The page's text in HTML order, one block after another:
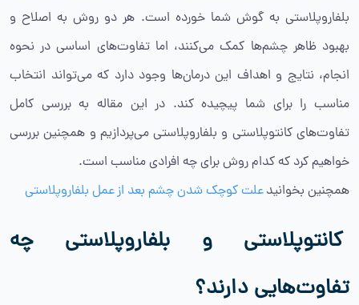
بلفاروپلاستی به گوش شما خورده است. هر دو روش به اصلاح و
بهبود ظاهر چشم‌ها کمک می‌کنند، اما تفاوت‌های اساسی در نحوه
انجام، نتایج و اهداف این درمان‌ها وجود دارد که می‌تواند انتخاب
مناسب را برای شما پیچیده کند. در این مقاله به بررسی کامل
تفاوت‌های کانتوپلاستی و بلفاروپلاستی می‌پردازیم و همچنین بررسی
خواهیم کرد که کدام روش برای چه افرادی مناسب است.
همچنین بخوانیدعلت کوچک شدن چشم بعد از عمل بلفاروپلاستی
کانتوپلاستی و بلفاروپلاستی چه
تفاوت‌هایی دارند؟